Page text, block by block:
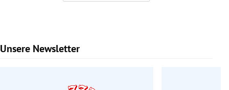
Unsere Newsletter
Slide 1 von 6